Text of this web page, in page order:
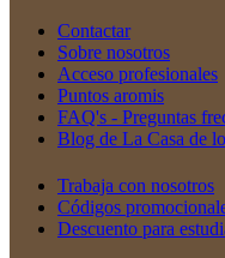
Contactar
Sobre nosotros
Acceso profesionales
Puntos aromis
FAQ's - Preguntas
Blog de La Casa de
Trabaja con nosotros
Códigos
Descuento para